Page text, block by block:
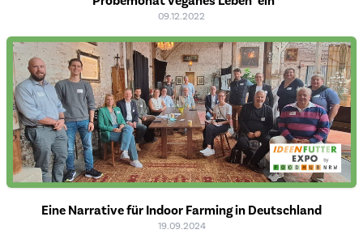
09.12.2022
Eine Narrative für Indoor Farming in Deutschland
19.09.2024